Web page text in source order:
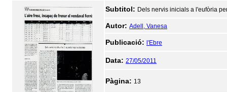
Subtitol: Dels nervis inicials a l'eufòria
Autor: Adell, Vanesa
Publicació: l'Ebre
Data: 27/05/2011
Pàgina: 13